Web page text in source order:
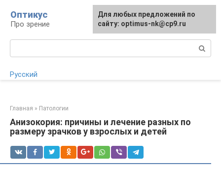
контенту
Оптикус
Про зрение
Русский
Главная » Патологии
Анизокория: причины и лечение разных по
размеру зрачков у взрослых и детей
Для любых предложений по
сайту: [email protected]
Для любых предложений по
сайту: optimus-nk@cp9.ru